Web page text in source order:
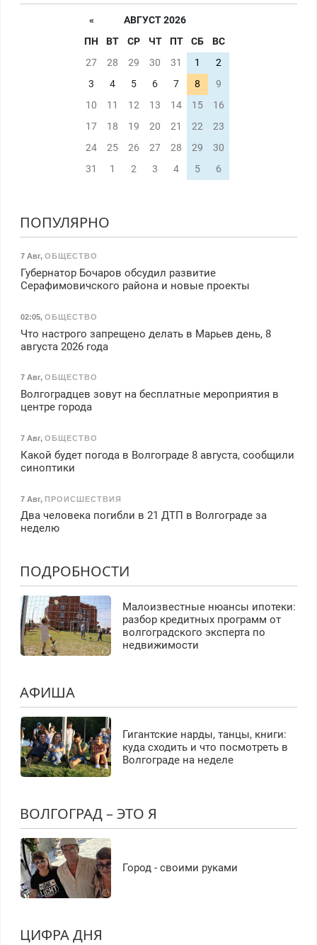
«
АВГУСТ 2026
ПН
ВТ СР ЧТ ПТ СБ
ВС
27
28 29 30 31 1
2
3
4 5 6 7 8
9
10
11 12 13 14 15
16
17
18 19 20 21 22
23
24
25 26 27 28 29
30
31
1 2 3 4 5 6
ПОПУЛЯРНО
7 Авг, ОБЩЕСТВО
Губернатор Бочаров обсудил развитие
Серафимовичского района и новые проекты
02:05, ОБЩЕСТВО
Что настрого запрещено делать в Марьев день, 8
августа 2026 года
7 Авг, ОБЩЕСТВО
Волгоградцев зовут на бесплатные мероприятия в
центре города
7 Авг, ОБЩЕСТВО
Какой будет погода в Волгограде 8 августа, сообщили
синоптики
7 Авг, ПРОИСШЕСТВИЯ
Два человека погибли в 21 ДТП в Волгограде за
неделю
ПОДРОБНОСТИ
Малоизвестные нюансы ипотеки:
разбор кредитных программ от
волгоградского эксперта по
недвижимости
АФИША
Гигантские нарды, танцы, книги:
куда сходить и что посмотреть в
Волгограде на неделе
ВОЛГОГРАД – ЭТО Я
Город - своими руками
ЦИФРА ДНЯ